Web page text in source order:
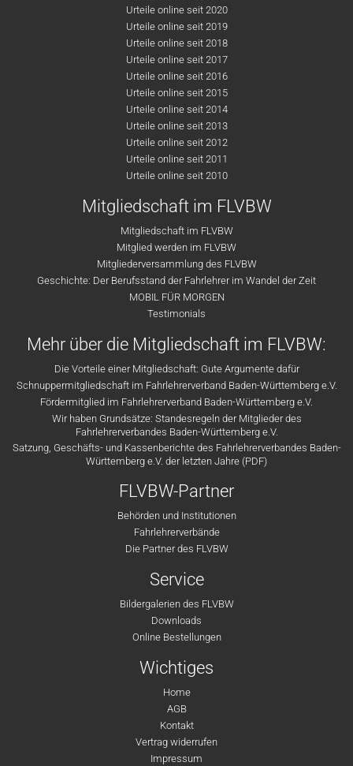
Urteile online seit 2020
Urteile online seit 2019
Urteile online seit 2018
Urteile online seit 2017
Urteile online seit 2016
Urteile online seit 2015
Urteile online seit 2014
Urteile online seit 2013
Urteile online seit 2012
Urteile online seit 2011
Urteile online seit 2010
Mitgliedschaft im FLVBW
Mitgliedschaft im FLVBW
Mitglied werden im FLVBW
Mitgliederversammlung des FLVBW
Geschichte: Der Berufsstand der Fahrlehrer im Wandel der Zeit
MOBIL FÜR MORGEN
Testimonials
Mehr über die Mitgliedschaft im FLVBW:
Die Vorteile einer Mitgliedschaft: Gute Argumente dafür
Schnuppermitgliedschaft im Fahrlehrerverband Baden-Württemberg e.V.
Fördermitglied im Fahrlehrerverband Baden-Württemberg e.V.
Wir haben Grundsätze: Standesregeln der Mitglieder des
Fahrlehrerverbandes Baden-Württemberg e.V.
Satzung, Geschäfts- und Kassenberichte des Fahrlehrerverbandes Baden-
Württemberg e.V. der letzten Jahre (PDF)
FLVBW-Partner
Behörden und Institutionen
Fahrlehrerverbände
Die Partner des FLVBW
Service
Bildergalerien des FLVBW
Downloads
Online Bestellungen
Wichtiges
Home
AGB
Kontakt
Vertrag widerrufen
Impressum